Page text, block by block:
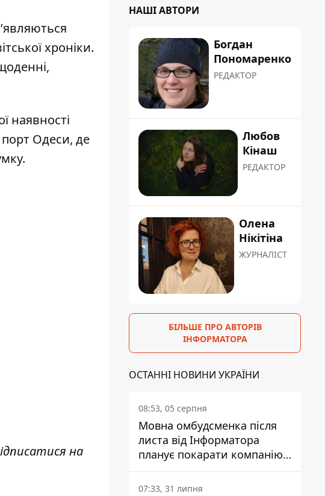
хроніки.
наявності
Одеси, де
на
НАШІ АВТОРИ
Богдан
Пономаренко
РЕДАКТОР
Любов
Кінаш
РЕДАКТОР
Олена
Нікітіна
ЖУРНАЛІСТ
БІЛЬШЕ ПРО АВТОРІВ
ІНФОРМАТОРА
ОСТАННІ НОВИНИ УКРАЇНИ
08:53, 05 серпня
Мовна омбудсменка після
листа від Інформатора
планує покарати компанію-
підрядника ПриватБанку
07:33, 31 липня